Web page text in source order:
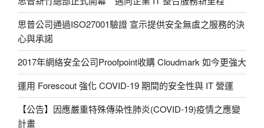
思普公司通過ISO27001驗證 宣示提供安全無虞之服務的決
心與承諾
2017年網絡安全公司Proofpoint收購 Cloudmark 如今更強大
運用 Forescout 強化 COVID-19 期間的安全性與 IT 營運
【公告】因應嚴重特殊傳染性肺炎(COVID-19)疫情之應變
計畫